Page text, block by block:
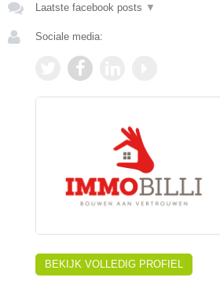
Laatste facebook posts ▼
Sociale media:
BEKIJK VOLLEDIG PROFIEL